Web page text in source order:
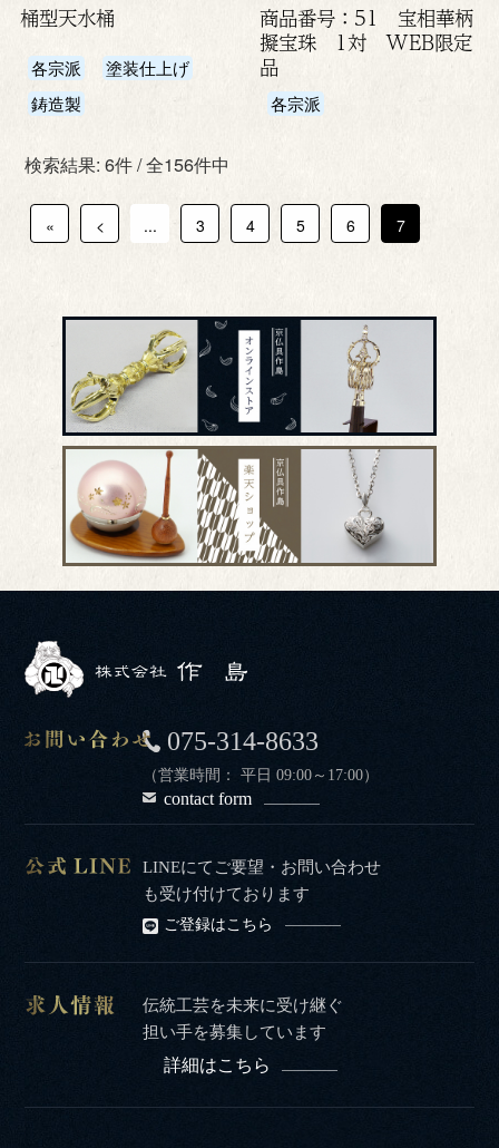
桶型天水桶
各宗派
塗装仕上げ
鋳造製
商品番号：51 宝相華柄
擬宝珠 1対 WEB限定
品
各宗派
検索結果: 6件 / 全156件中
« < ... 3 4 5 6 7
075-314-8633
（営業時間： 平日 09:00～17:00）
contact form
LINEにてご要望・お問い合わせ
も受け付けております
ご登録はこちら
伝統工芸を未来に受け継ぐ
担い手を募集しています
詳細はこちら